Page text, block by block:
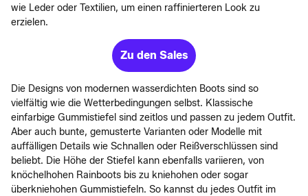
wie Leder oder Textilien, um einen raffinierteren Look zu
erzielen.
Zu den Sales
Die Designs von modernen wasserdichten Boots sind so
vielfältig wie die Wetterbedingungen selbst. Klassische
einfarbige Gummistiefel sind zeitlos und passen zu jedem Outfit.
Aber auch bunte, gemusterte Varianten oder Modelle mit
auffälligen Details wie Schnallen oder Reißverschlüssen sind
beliebt. Die Höhe der Stiefel kann ebenfalls variieren, von
knöchelhohen Rainboots bis zu kniehohen oder sogar
überkniehohen Gummistiefeln. So kannst du jedes Outfit im